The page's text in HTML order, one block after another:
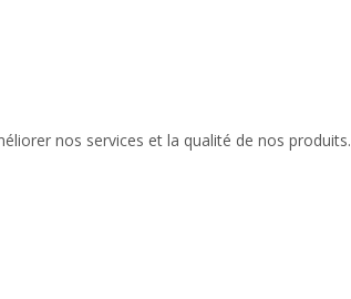
nos services et la qualité de nos produits.